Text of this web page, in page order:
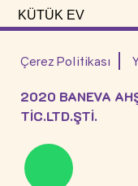
KÜTÜK EV
Çerez Politikası
2020 BANEVA
TİC.LTD.ŞTİ.